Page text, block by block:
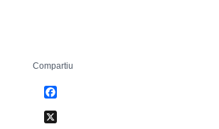
Compartiu